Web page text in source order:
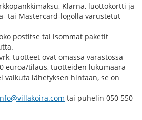
Klarna, luottokortti ja
tai Mastercard-logolla varustetut
postitse tai isommat paketit
tuotteet ovat omassa varastossa
euroa/tilaus, tuotteiden lukumäärä
vaikuta lähetyksen hintaan, se on
tai puhelin 050 550